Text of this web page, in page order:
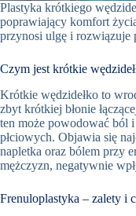
Plastyka krótkiego
poprawiający komfort
przynosi ulgę i rozwiązuje
Czym jest krótkie
Krótkie wędzidełko to
zbyt krótkiej błonie
ten może powodować ból
płciowych. Objawia się
napletka oraz bólem przy
mężczyzn, negatywnie
Frenuloplastyka – zalety i